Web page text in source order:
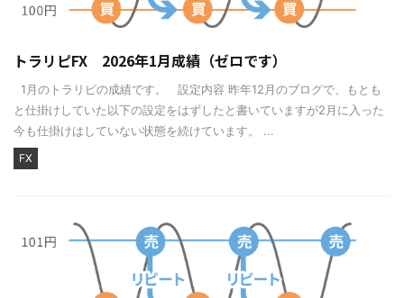
トラリピFX 2026年1月成績（ゼロです）
1月のトラリピの成績です。 設定内容 昨年12月のブログで、もとも
と仕掛けしていた以下の設定をはずしたと書いていますが2月に入った
今も仕掛けはしていない状態を続けています。 ...
FX